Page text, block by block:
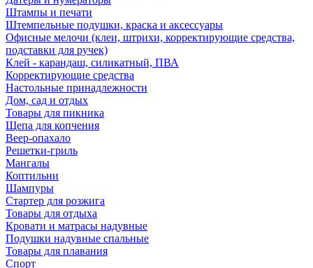
Штампы и печати
Штемпельные подушки, краска и аксессуары
Офисные мелочи (клеи, штрихи, корректирующие средства,
подставки для ручек)
Клей - карандаш, силикатный, ПВА
Корректирующие средства
Настольные принадлежности
Дом, сад и отдых
Товары для пикника
Щепа для копчения
Веер-опахало
Решетки-гриль
Мангалы
Коптильни
Шампуры
Стартер для розжига
Товары для отдыха
Кровати и матрасы надувные
Подушки надувные спальные
Товары для плавания
Спорт